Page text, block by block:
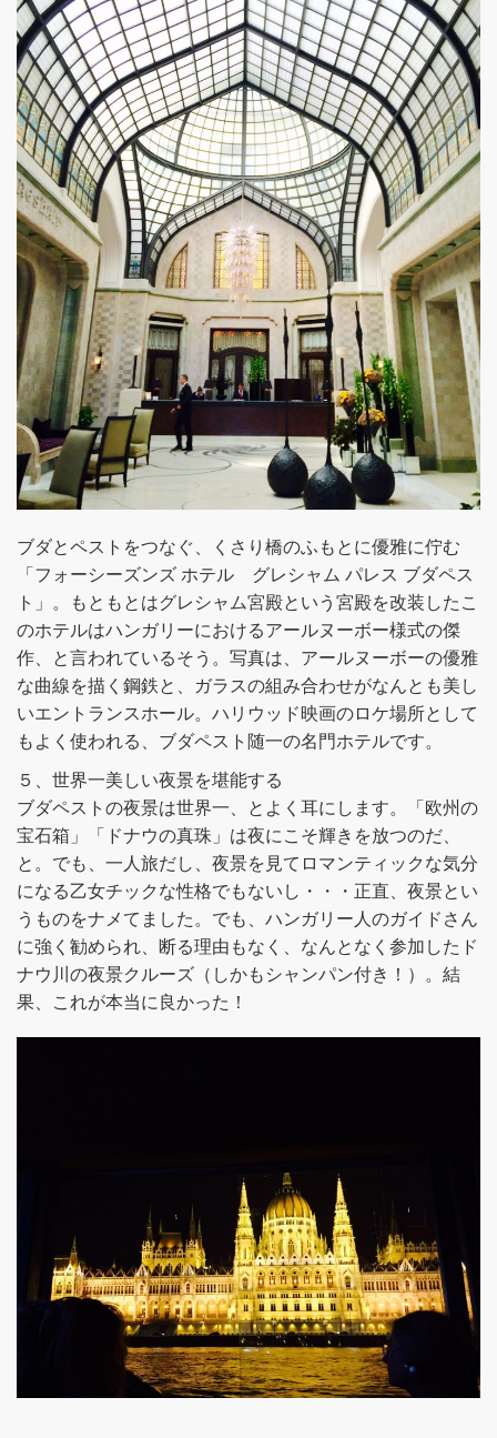
ブダとペストをつなぐ、くさり橋のふもとに優雅に佇む
「フォーシーズンズ ホテル グレシャム パレス ブダペス
ト」。もともとはグレシャム宮殿という宮殿を改装したこ
のホテルはハンガリーにおけるアールヌーボー様式の傑
作、と言われているそう。写真は、アールヌーボーの優雅
な曲線を描く鋼鉄と、ガラスの組み合わせがなんとも美し
いエントランスホール。ハリウッド映画のロケ場所として
もよく使われる、ブダペスト随一の名門ホテルです。
５、世界一美しい夜景を堪能する
ブダペストの夜景は世界一、とよく耳にします。「欧州の
宝石箱」「ドナウの真珠」は夜にこそ輝きを放つのだ、
と。でも、一人旅だし、夜景を見てロマンティックな気分
になる乙女チックな性格でもないし・・・正直、夜景とい
うものをナメてました。でも、ハンガリー人のガイドさん
に強く勧められ、断る理由もなく、なんとなく参加したド
ナウ川の夜景クルーズ（しかもシャンパン付き！）。結
果、これが本当に良かった！